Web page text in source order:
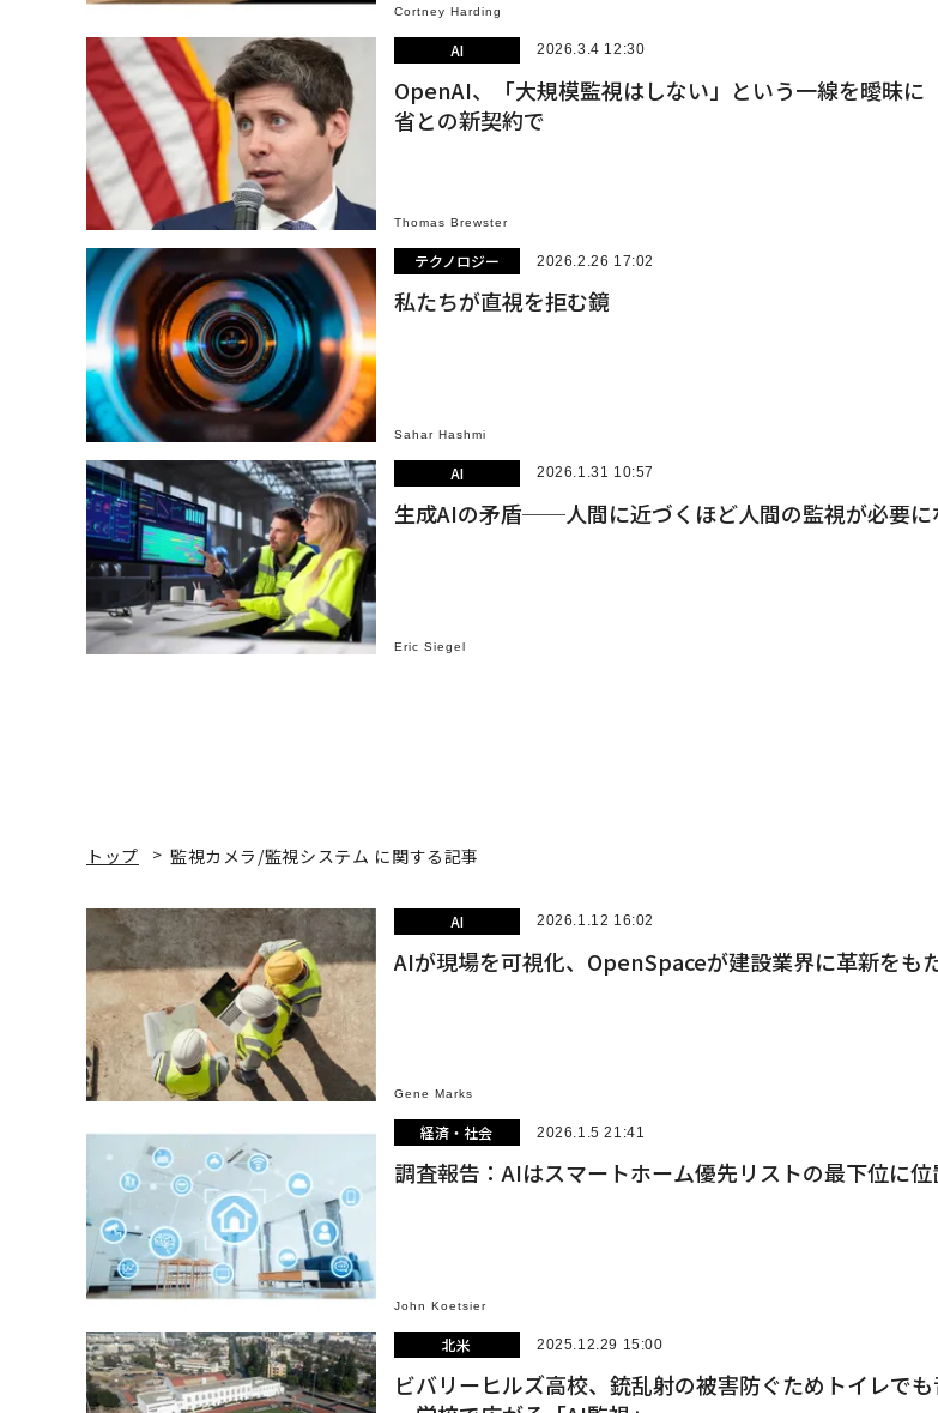
Cortney Harding
AI 2026.3.4 12:30
OpenAI、「大規模監視はしない」という一線を曖昧
省との新契約で
Thomas Brewster
テクノロジー 2026.2.26 17:02
私たちが直視を拒む鏡
Sahar Hashmi
AI 2026.1.31 10:57
生成AIの矛盾──人間に近づくほど人間の監視が必要に
Eric Siegel
トップ 監視カメラ/監視システム に関する記事
AI 2026.1.12 16:02
AIが現場を可視化、OpenSpaceが建設業界に革新をも
Gene Marks
経済・社会 2026.1.5 21:41
調査報告：AIはスマートホーム優先リストの最下位に位
John Koetsier
北米 2025.12.29 15:00
ビバリーヒルズ高校、銃乱射の被害防ぐためトイレで